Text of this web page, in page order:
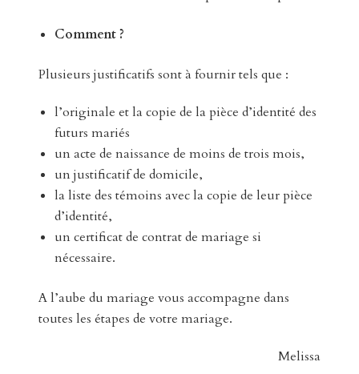
Comment ?
Plusieurs justificatifs sont à fournir tels que :
l’originale et la copie de la pièce d’identité des
futurs mariés
un acte de naissance de moins de trois mois,
un justificatif de domicile,
la liste des témoins avec la copie de leur pièce
d’identité,
un certificat de contrat de mariage si
nécessaire.
A l’aube du mariage vous accompagne dans
toutes les étapes de votre mariage.
Melissa